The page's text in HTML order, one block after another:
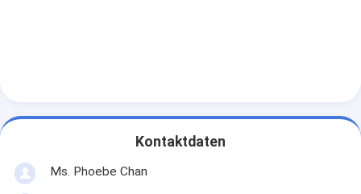
Kontaktdaten
Ms. Phoebe Chan